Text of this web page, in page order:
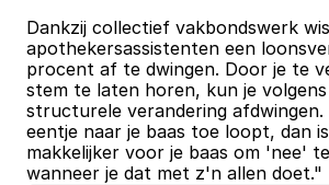
Dankzij collectief vakbondswerk
apothekersassistenten een
procent af te dwingen. Door je te
stem te laten horen, kun je
structurele verandering afdwingen.
eentje naar je baas toe loopt, dan
makkelijker voor je baas om 'nee'
wanneer je dat met z'n allen doet."